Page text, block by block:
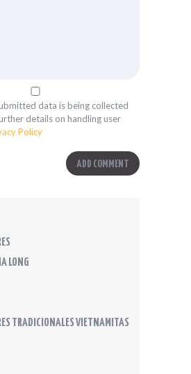
data is being collected
details on handling user
Policy
LONG
TRADICIONALES VIETNAMITAS